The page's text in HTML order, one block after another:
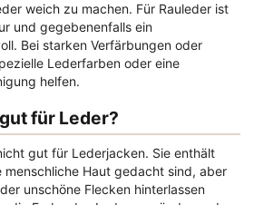
weich zu machen. Für Rauleder ist
und gegebenenfalls ein
Bei starken Verfärbungen oder
Lederfarben oder eine
helfen.
für Leder?
gut für Lederjacken. Sie enthält
Haut gedacht sind, aber
unschöne Flecken hinterlassen